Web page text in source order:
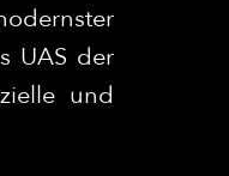
UAS der
und